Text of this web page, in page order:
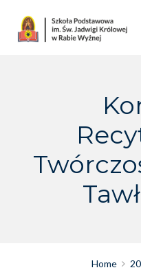
content
Home